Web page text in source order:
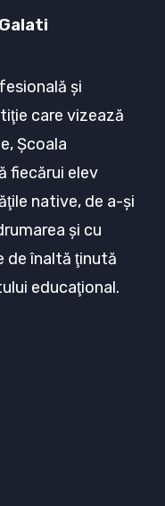
şi
care vizează
Şcoala
fiecărui elev
native, de a-şi
şi cu
de înaltă ţinută
educaţional.